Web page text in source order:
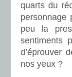
quarts du
personnage
peu la
sentiments
d’éprouver
nos yeux ?